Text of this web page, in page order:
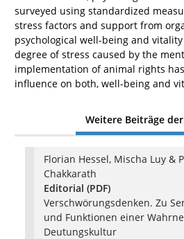
surveyed using standardized
stress factors and support from
psychological well-being and
degree of stress caused by the
implementation of animal rights
influence on both, well-being and
Weitere Beiträge
Florian Hessel, Mischa Luy &
Chakkarath
Editorial (PDF)
Verschwörungsdenken. Zu
und Funktionen einer
Deutungskultur